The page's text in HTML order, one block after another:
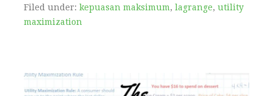
Filed under: kepuasan maksimum, lagrange, utility
maximization